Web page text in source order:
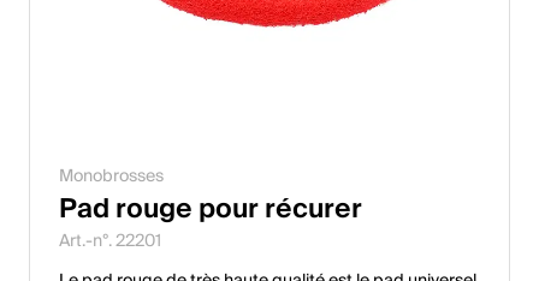
Monobrosses
Pad rouge pour récurer
Art.-n°. 22201